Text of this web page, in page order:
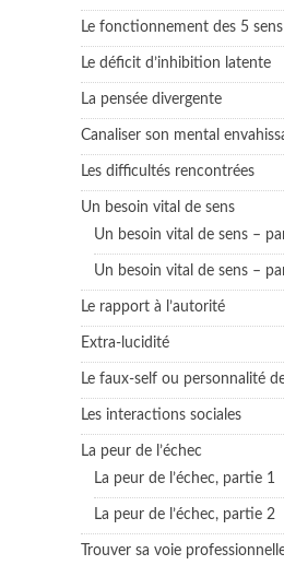
Le fonctionnement des 5 sens
Le déficit d’inhibition latente
La pensée divergente
Canaliser son mental
Les difficultés rencontrées
Un besoin vital de sens
Un besoin vital de sens –
Un besoin vital de sens –
Le rapport à l’autorité
Extra-lucidité
Le faux-self ou personnalité
Les interactions sociales
La peur de l’échec
La peur de l’échec, partie 1
La peur de l’échec, partie 2
Trouver sa voie